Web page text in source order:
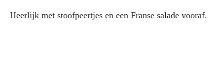
Heerlijk met stoofpeertjes en een Franse salade vooraf.